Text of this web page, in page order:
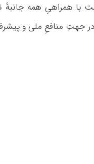
با همراهیِ همه
جهتِ منافعِ ملی و